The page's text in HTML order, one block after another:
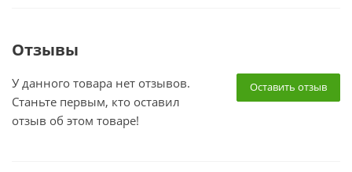
Отзывы
Оставить отзыв
У данного товара нет отзывов.
Станьте первым, кто оставил
отзыв об этом товаре!